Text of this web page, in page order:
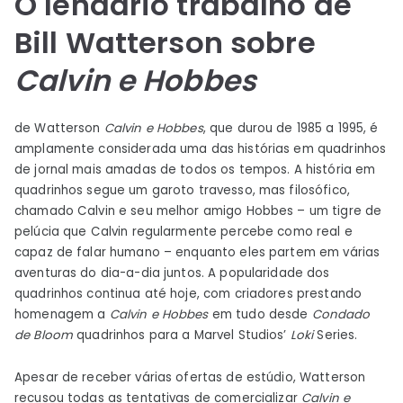
Bill Watterson sobre
Calvin e Hobbes
de Watterson Calvin e Hobbes, que durou de 1985 a 1995, é
amplamente considerada uma das histórias em quadrinhos
de jornal mais amadas de todos os tempos. A história em
quadrinhos segue um garoto travesso, mas filosófico,
chamado Calvin e seu melhor amigo Hobbes – um tigre de
pelúcia que Calvin regularmente percebe como real e
capaz de falar humano – enquanto eles partem em várias
aventuras do dia-a-dia juntos. A popularidade dos
quadrinhos continua até hoje, com criadores prestando
homenagem a Calvin e Hobbesem tudo desde Condado
de Bloom quadrinhos para a Marvel Studios’ LokiSeries.
Apesar de receber várias ofertas de estúdio, Watterson
recusou todas as tentativas de comercializar Calvin e